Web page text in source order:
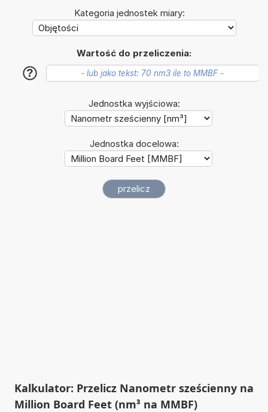
Kategoria jednostek miary:
Wartość do przeliczenia:
?
Jednostka wyjściowa:
Jednostka docelowa:
Kalkulator: Przelicz Nanometr sześcienny na
Million Board Feet (nm³ na MMBF)